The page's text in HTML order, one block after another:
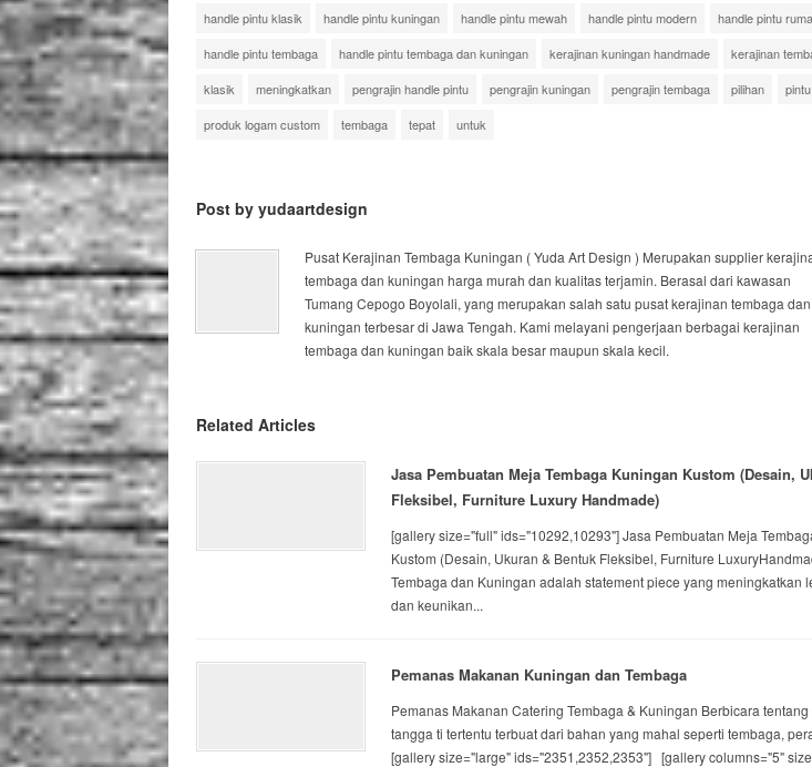
handle pintu klasik
handle pintu kuningan handle pintu mewah handle pintu modern
handle pintu
handle pintu tembaga
handle pintu tembaga dan kuningan kerajinan kuningan handmade
kerajinan
klasik
meningkatkan pengrajin handle pintu pengrajin kuningan pengrajin tembaga pilihan
pintu
produk logam custom
tembaga tepat untuk
Post by yudaartdesign
Pusat Kerajinan Tembaga Kuningan ( Yuda Art Design ) Merupakan supplier
tembaga dan kuningan harga murah dan kualitas terjamin. Berasal dari kawasan
Tumang Cepogo Boyolali, yang merupakan salah satu pusat kerajinan tembaga dan
kuningan terbesar di Jawa Tengah. Kami melayani pengerjaan berbagai kerajinan
tembaga dan kuningan baik skala besar maupun skala kecil.
Related Articles
Jasa Pembuatan Meja Tembaga Kuningan Kustom (Desain,
Fleksibel, Furniture Luxury Handmade)
[gallery size="full" ids="10292,10293"] Jasa Pembuatan Meja
Kustom (Desain, Ukuran & Bentuk Fleksibel, Furniture
Tembaga dan Kuningan adalah statement piece yang meningkatkan
dan keunikan...
Pemanas Makanan Kuningan dan Tembaga
Pemanas Makanan Catering Tembaga & Kuningan Berbicara
tangga ti tertentu terbuat dari bahan yang mahal seperti tembaga,
[gallery size="large" ids="2351,2352,2353"] [gallery columns="5"